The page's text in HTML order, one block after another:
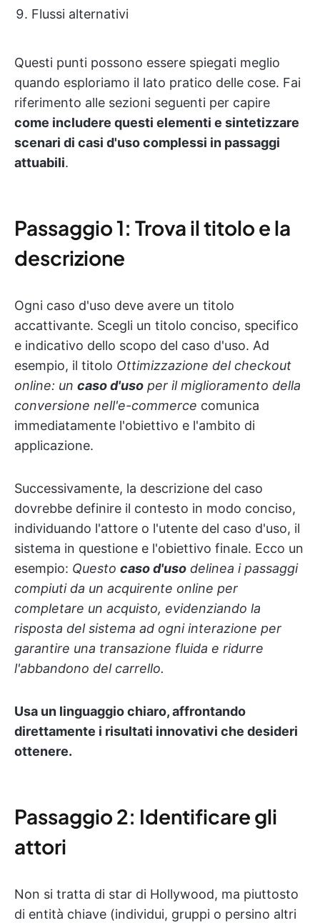
Flussi alternativi
Questi punti possono essere spiegati meglio
quando esploriamo il lato pratico delle cose. Fai
riferimento alle sezioni seguenti per capire
come includere questi elementi e sintetizzare
scenari di casi d'uso complessi in passaggi
attuabili.
Passaggio 1: Trova il titolo e la
descrizione
Ogni caso d'uso deve avere un titolo
accattivante. Scegli un titolo conciso, specifico
e indicativo dello scopo del caso d'uso. Ad
esempio, il titolo Ottimizzazione del checkout
online: un caso d'uso per il miglioramento della
conversione nell'e-commerce comunica
immediatamente l'obiettivo e l'ambito di
applicazione.
Successivamente, la descrizione del caso
dovrebbe definire il contesto in modo conciso,
individuando l'attore o l'utente del caso d'uso, il
sistema in questione e l'obiettivo finale. Ecco un
esempio: Questo caso d'uso delinea i passaggi
compiuti da un acquirente online per
completare un acquisto, evidenziando la
risposta del sistema ad ogni interazione per
garantire una transazione fluida e ridurre
l'abbandono del carrello.
Usa un linguaggio chiaro, affrontando
direttamente i risultati innovativi che desideri
ottenere.
Passaggio 2: Identificare gli
attori
Non si tratta di star di Hollywood, ma piuttosto
di entità chiave (individui, gruppi o persino altri